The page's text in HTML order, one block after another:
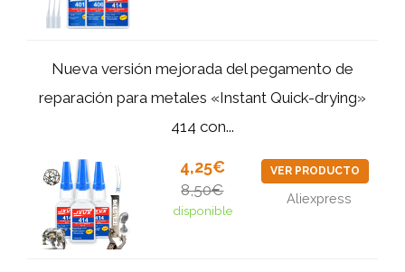
Nueva versión mejorada del pegamento de
reparación para metales «Instant Quick-drying»
414 con...
4,25€
8,50€
disponible
VER PRODUCTO
Aliexpress